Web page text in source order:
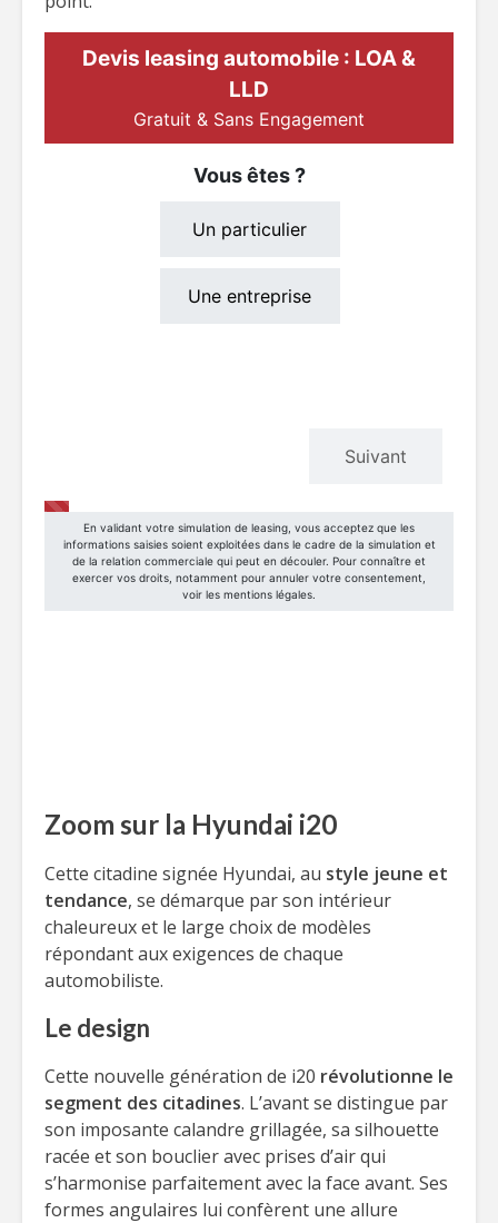
Zoom sur la Hyundai i20
Cette citadine signée Hyundai, au style jeune et
tendance, se démarque par son intérieur
chaleureux et le large choix de modèles
répondant aux exigences de chaque
automobiliste.
Le design
Cette nouvelle génération de i20 révolutionne le
segment des citadines. L’avant se distingue par
son imposante calandre grillagée, sa silhouette
racée et son bouclier avec prises d’air qui
s’harmonise parfaitement avec la face avant. Ses
formes angulaires lui confèrent une allure